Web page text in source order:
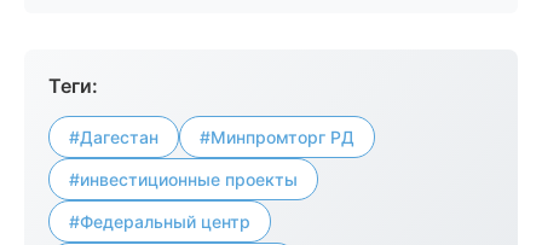
Теги:
#Дагестан #Минпромторг РД
#инвестиционные проекты
#Федеральный центр